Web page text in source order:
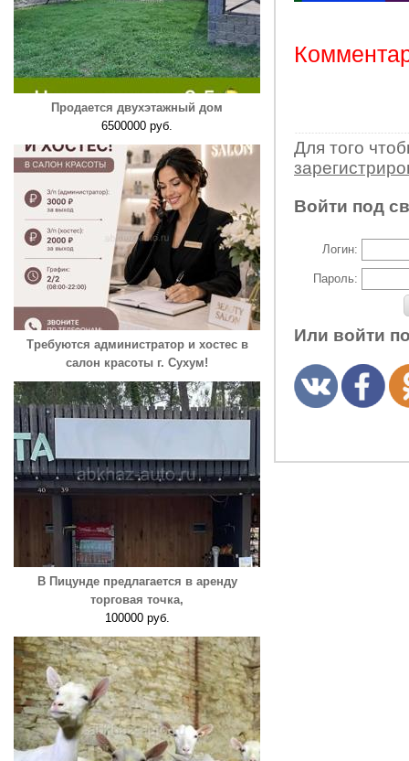
Продается двухэтажный дом
6500000 руб.
Требуются администратор и хостес в
салон красоты г. Сухум!
В Пицунде предлагается в аренду
торговая точка,
100000 руб.
Для того
Войти под
Логин:
Пароль:
Или войти